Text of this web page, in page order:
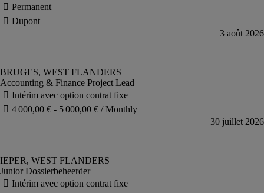
Accounting & Finance Project Lead
Junior Dossierbeheerder